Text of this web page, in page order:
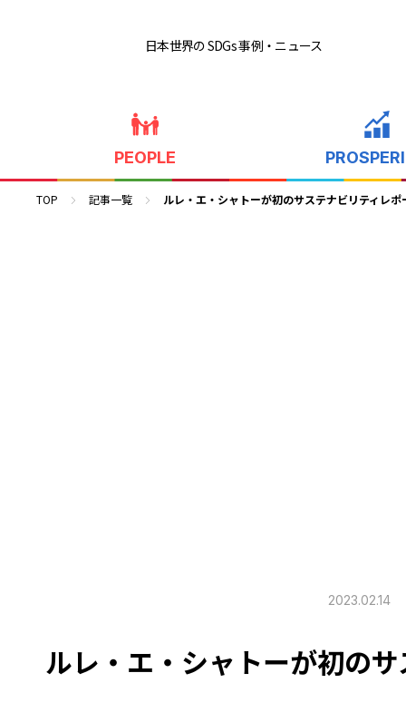
日本世界の SDGs 事例・ニュース
PEOPLE
TOP 記事一覧 ルレ・エ・シャトーが初のサステナビリティレポ
2023.02.14
ルレ・エ・シャトーが初の